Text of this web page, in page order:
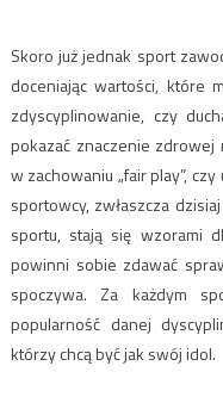
Skoro już jednak sport
doceniając wartości, które
zdyscyplinowanie, czy
pokazać znaczenie zdrowej
w zachowaniu „fair play”,
sportowcy, zwłaszcza
sportu, stają się wzorami
powinni sobie zdawać
spoczywa. Za każdym
popularność danej
którzy chcą być jak swój idol.